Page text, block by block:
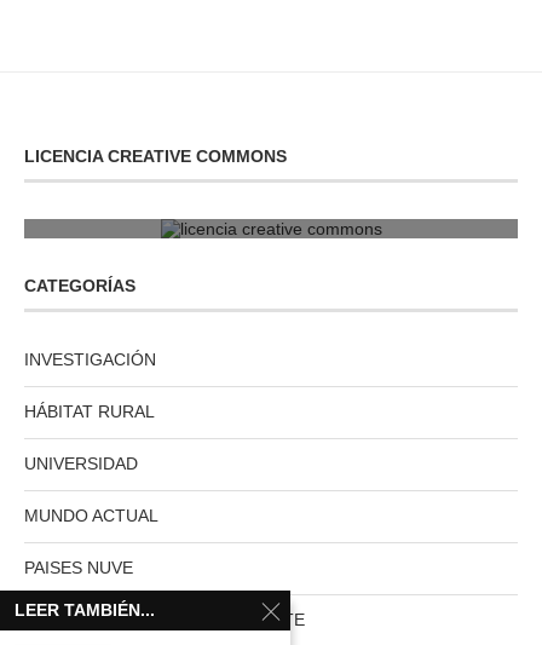
LICENCIA CREATIVE COMMONS
CATEGORÍAS
INVESTIGACIÓN
HÁBITAT RURAL
UNIVERSIDAD
MUNDO ACTUAL
PAISES NUVE
HABITAT RURAL AUTOSUFICIENTE
LEER TAMBIÉN...